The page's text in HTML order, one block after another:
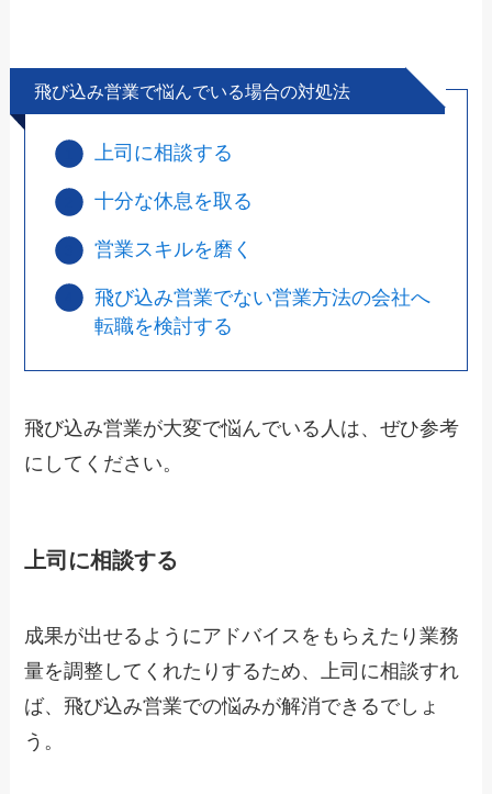
飛び込み営業で悩んでいる場合の対処法
上司に相談する
十分な休息を取る
営業スキルを磨く
飛び込み営業でない営業方法の会社へ
転職を検討する
飛び込み営業が大変で悩んでいる人は、ぜひ参考
にしてください。
上司に相談する
成果が出せるようにアドバイスをもらえたり業務
量を調整してくれたりするため、上司に相談すれ
ば、飛び込み営業での悩みが解消できるでしょ
う。